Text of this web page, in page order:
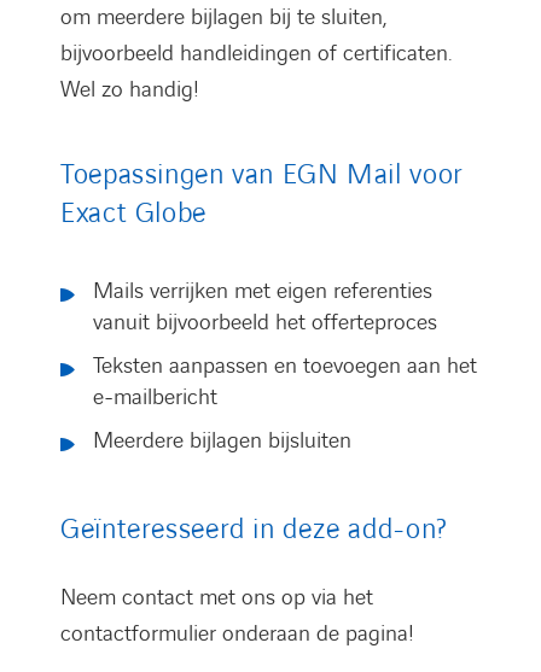
om meerdere bijlagen bij te sluiten,
bijvoorbeeld handleidingen of certificaten.
Wel zo handig!
Toepassingen van EGN Mail voor
Exact Globe
Mails verrijken met eigen referenties
vanuit bijvoorbeeld het offerteproces
Teksten aanpassen en toevoegen aan het
e-mailbericht
Meerdere bijlagen bijsluiten
Geïnteresseerd in deze add-on?
Neem contact met ons op via het
contactformulier onderaan de pagina!